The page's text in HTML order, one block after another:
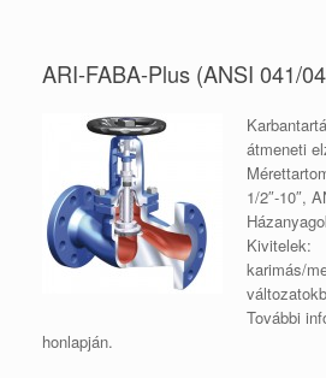
ARI-FABA-Plus (ANSI 041/
átmeneti
1/2″-10″,
Kivitelek:
karimás/
További
honlapján.